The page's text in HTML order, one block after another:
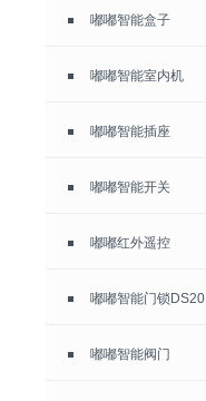
嘟嘟智能盒子
嘟嘟智能室内机
嘟嘟智能插座
嘟嘟智能开关
嘟嘟红外遥控
嘟嘟智能门锁DS20
嘟嘟智能阀门